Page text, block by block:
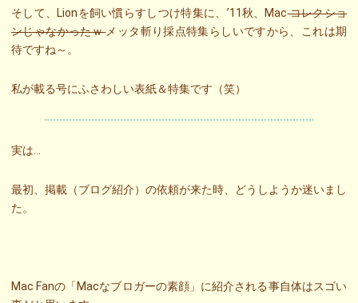
そして、Lionを飼い慣らすしつけ特集に、’11秋、Macコレクショ
ンじゃなかったｗメッタ斬り採点特集らしいですから、これは期
待ですね～。
私が載る号にふさわしい表紙＆特集です（笑）
実は…
最初、掲載（ブログ紹介）の依頼が来た時、どうしようか迷いまし
た。
Mac Fanの「Macなブロガーの素顔」に紹介される事自体はスゴい